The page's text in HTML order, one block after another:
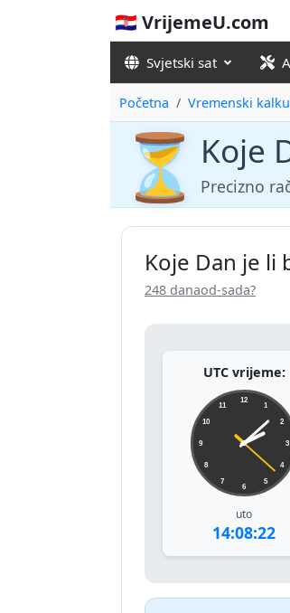
🇭🇷 VrijemeU.com
Svjetski sat
Početna Vremenski
⏳ Koje
Precizno
Koje Dan je li
248 danaod-sada?
UTC vrijeme:
12
1
2
3
4
5
6
7
8
9
10
11
uto
14:08:22